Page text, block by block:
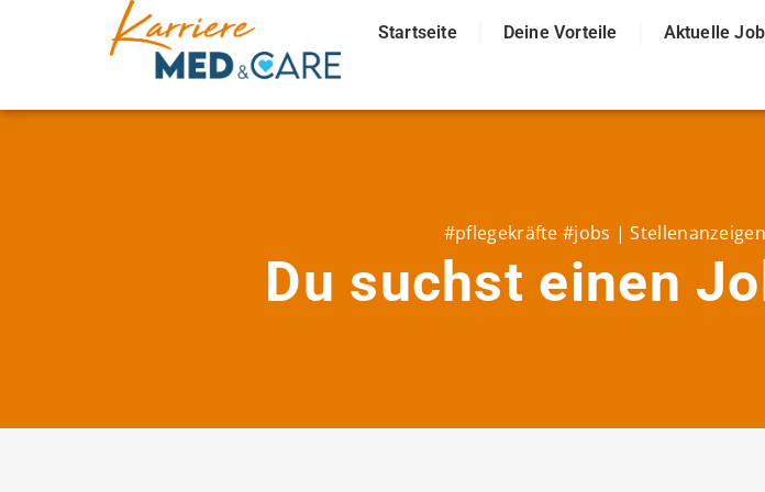
Startseite Deine Vorteile Aktuelle
#pflegekräfte #jobs |
Du suchst einen